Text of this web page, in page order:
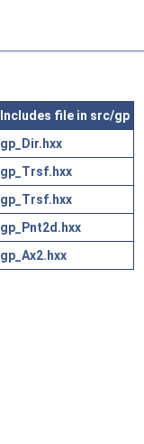
Includes file in src/gp
gp_Dir.hxx
gp_Trsf.hxx
gp_Trsf.hxx
gp_Pnt2d.hxx
gp_Ax2.hxx